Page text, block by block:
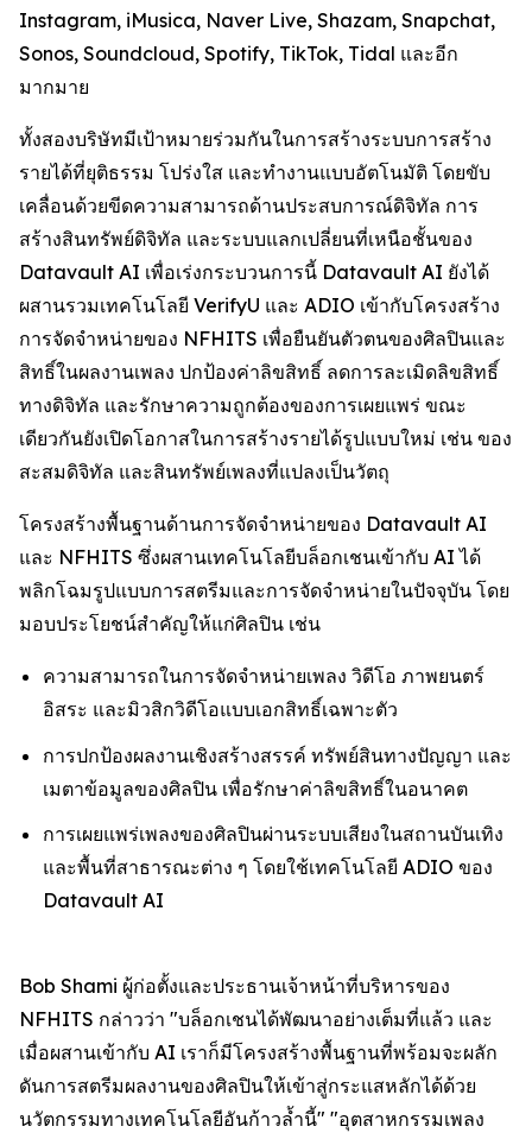
Instagram, iMusica, Naver Live, Shazam, Snapchat,
Sonos, Soundcloud, Spotify, TikTok, Tidal และอีก
มากมาย
ทั้งสองบริษัทมีเป้าหมายร่วมกันในการสร้างระบบการสร้าง
รายได้ที่ยุติธรรม โปร่งใส และทำงานแบบอัตโนมัติ โดยขับ
เคลื่อนด้วยขีดความสามารถด้านประสบการณ์ดิจิทัล การ
สร้างสินทรัพย์ดิจิทัล และระบบแลกเปลี่ยนที่เหนือชั้นของ
Datavault AI เพื่อเร่งกระบวนการนี้ Datavault AI ยังได้
ผสานรวมเทคโนโลยี VerifyU และ ADIO เข้ากับโครงสร้าง
การจัดจำหน่ายของ NFHITS เพื่อยืนยันตัวตนของศิลปินและ
สิทธิ์ในผลงานเพลง ปกป้องค่าลิขสิทธิ์ ลดการละเมิดลิขสิทธิ์
ทางดิจิทัล และรักษาความถูกต้องของการเผยแพร่ ขณะ
เดียวกันยังเปิดโอกาสในการสร้างรายได้รูปแบบใหม่ เช่น ของ
สะสมดิจิทัล และสินทรัพย์เพลงที่แปลงเป็นวัตถุ
โครงสร้างพื้นฐานด้านการจัดจำหน่ายของ Datavault AI
และ NFHITS ซึ่งผสานเทคโนโลยีบล็อกเชนเข้ากับ AI ได้
พลิกโฉมรูปแบบการสตรีมและการจัดจำหน่ายในปัจจุบัน โดย
มอบประโยชน์สำคัญให้แก่ศิลปิน เช่น
ความสามารถในการจัดจำหน่ายเพลง วิดีโอ ภาพยนตร์
อิสระ และมิวสิกวิดีโอแบบเอกสิทธิ์เฉพาะตัว
การปกป้องผลงานเชิงสร้างสรรค์ ทรัพย์สินทางปัญญา และ
เมตาข้อมูลของศิลปิน เพื่อรักษาค่าลิขสิทธิ์ในอนาคต
การเผยแพร่เพลงของศิลปินผ่านระบบเสียงในสถานบันเทิง
และพื้นที่สาธารณะต่าง ๆ โดยใช้เทคโนโลยี ADIO ของ
Datavault AI
Bob Shami ผู้ก่อตั้งและประธานเจ้าหน้าที่บริหารของ
NFHITS กล่าวว่า "บล็อกเชนได้พัฒนาอย่างเต็มที่แล้ว และ
เมื่อผสานเข้ากับ AI เราก็มีโครงสร้างพื้นฐานที่พร้อมจะผลัก
ดันการสตรีมผลงานของศิลปินให้เข้าสู่กระแสหลักได้ด้วย
นวัตกรรมทางเทคโนโลยีอันก้าวล้ำนี้" "อุตสาหกรรมเพลง